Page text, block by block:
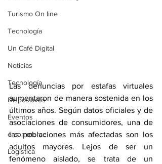
Turismo On line
Tecnología
Un Café Digital
Noticias
Tecnología
Dispositivos
Eventos
e-commerce
Logística
Las denuncias por estafas virtuales
aumentaron de manera sostenida en los
últimos años. Según datos oficiales y de
asociaciones de consumidores, una de
las poblaciones más afectadas son los
adultos mayores. Lejos de ser un
fenómeno aislado, se trata de un